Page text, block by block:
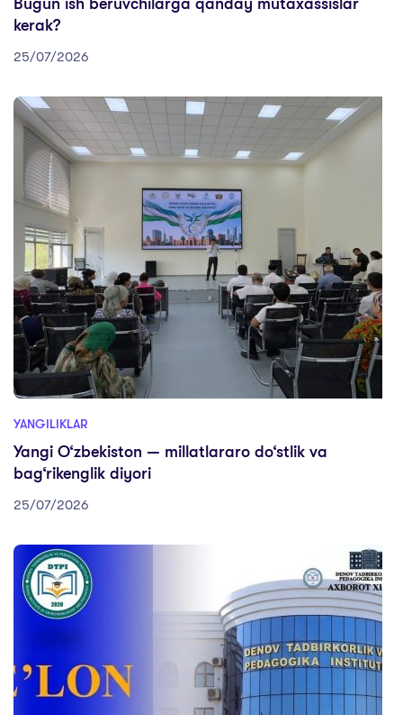
kerak?
25/07/2026
YANGILIKLAR
Yangi O‘zbekiston — millatlararo do‘stlik va
bag‘rikenglik diyori
25/07/2026